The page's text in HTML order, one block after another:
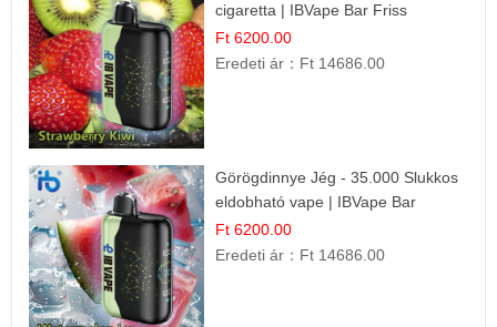
cigaretta | IBVape Bar Friss
Gyümölcs Ízek
Ft 6200.00
Eredeti ár： Ft 14686.00
Görögdinnye Jég - 35.000 Slukkos
eldobható vape | IBVape Bar
Frissítő Nyári Íz
Ft 6200.00
Eredeti ár： Ft 14686.00